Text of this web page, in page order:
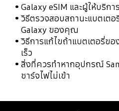
Galaxy eSIM และผู้ให้บริก
วิธีตรวจสอบสถานะแบตเต
Galaxy ของคุณ
วิธีการแก้ไขถ้าแบตเตอรี่ข
เร็ว
สิ่งที่ควรทำหากอุปกรณ์
ชาร์จไฟไม่เข้า